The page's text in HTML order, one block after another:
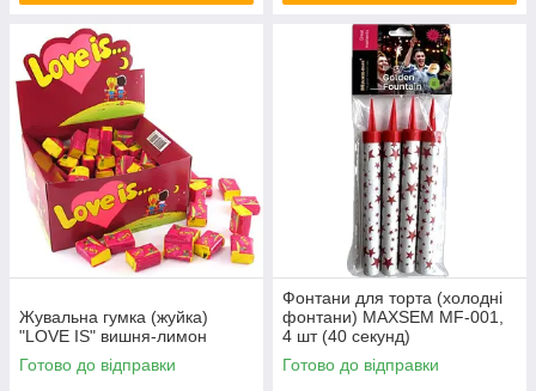
Жувальна гумка (жуйка)
"LOVE IS" вишня-лимон
Готово до відправки
Фонтани для торта (холодні
фонтани) MAXSEM MF-001,
4 шт (40 секунд)
Готово до відправки